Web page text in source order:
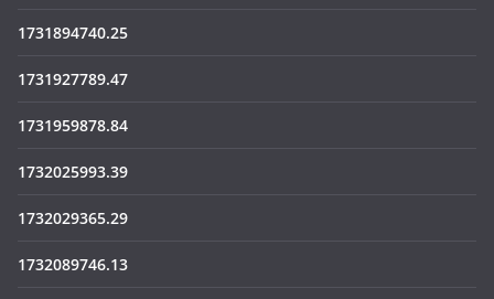
1731894740.25
1731927789.47
1731959878.84
1732025993.39
1732029365.29
1732089746.13